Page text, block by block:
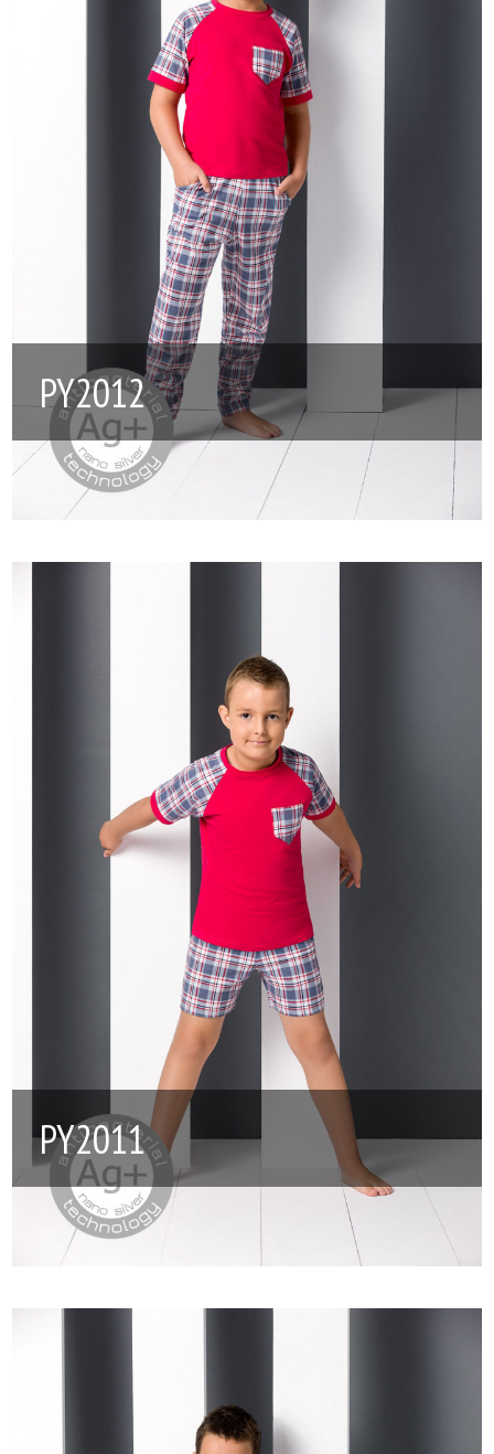
PY2012
PY2011